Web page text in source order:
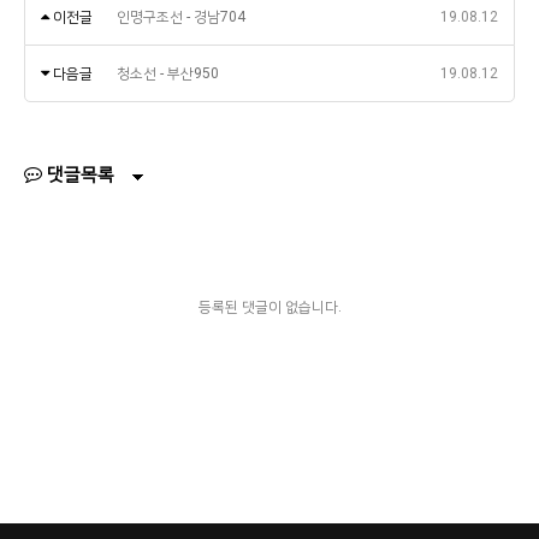
이전글 인명구조선 - 경남704 19.08.12
다음글 청소선 - 부산950 19.08.12
댓글목록
등록된 댓글이 없습니다.